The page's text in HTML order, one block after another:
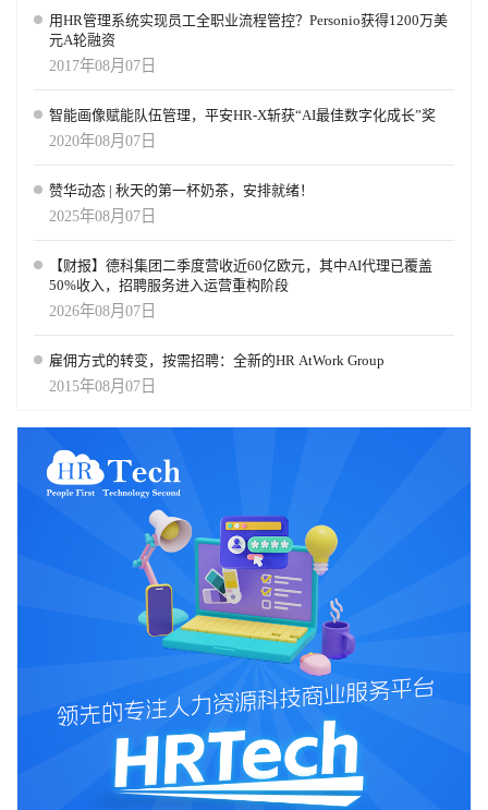
用HR管理系统实现员工全职业流程管控？Personio获得1200万美
元A轮融资
2017年08月07日
智能画像赋能队伍管理，平安HR-X斩获“AI最佳数字化成长”奖
2020年08月07日
赞华动态 | 秋天的第一杯奶茶，安排就绪！
2025年08月07日
【财报】德科集团二季度营收近60亿欧元，其中AI代理已覆盖
50%收入，招聘服务进入运营重构阶段
2026年08月07日
雇佣方式的转变，按需招聘：全新的HR AtWork Group
2015年08月07日